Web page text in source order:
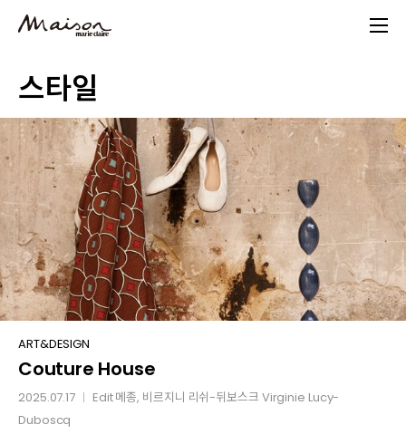
content
스타일
Couture
House
ART&DESIGN
Couture House
2025.07.17 Edit메종, 비르지니 리쉬-뒤보스크 Virginie Lucy-
Duboscq